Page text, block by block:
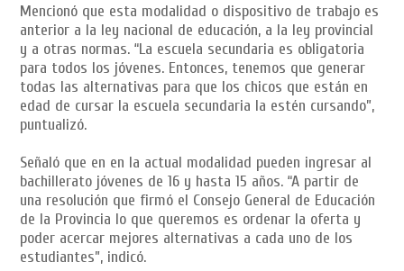
Mencionó que esta modalidad o dispositivo de trabajo es
anterior a la ley nacional de educación, a la ley provincial
y a otras normas. “La escuela secundaria es obligatoria
para todos los jóvenes. Entonces, tenemos que generar
todas las alternativas para que los chicos que están en
edad de cursar la escuela secundaria la estén cursando”,
puntualizó.
Señaló que en en la actual modalidad pueden ingresar al
bachillerato jóvenes de 16 y hasta 15 años. “A partir de
una resolución que firmó el Consejo General de Educación
de la Provincia lo que queremos es ordenar la oferta y
poder acercar mejores alternativas a cada uno de los
estudiantes”, indicó.